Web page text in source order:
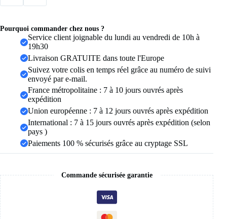
couleurs,
mm,
incrustation
alliance,
Pourquoi commander chez nous ?
Service client joignable du lundi au vendredi de 10h à
19h30
Livraison GRATUITE dans toute l'Europe
Suivez votre colis en temps réel grâce au numéro de suivi
envoyé par e-mail.
France métropolitaine : 7 à 10 jours ouvrés après
expédition
Union européenne : 7 à 12 jours ouvrés après expédition
International : 7 à 15 jours ouvrés après expédition (selon
pays )
Paiements 100 % sécurisés grâce au cryptage SSL
Commande sécurisée garantie